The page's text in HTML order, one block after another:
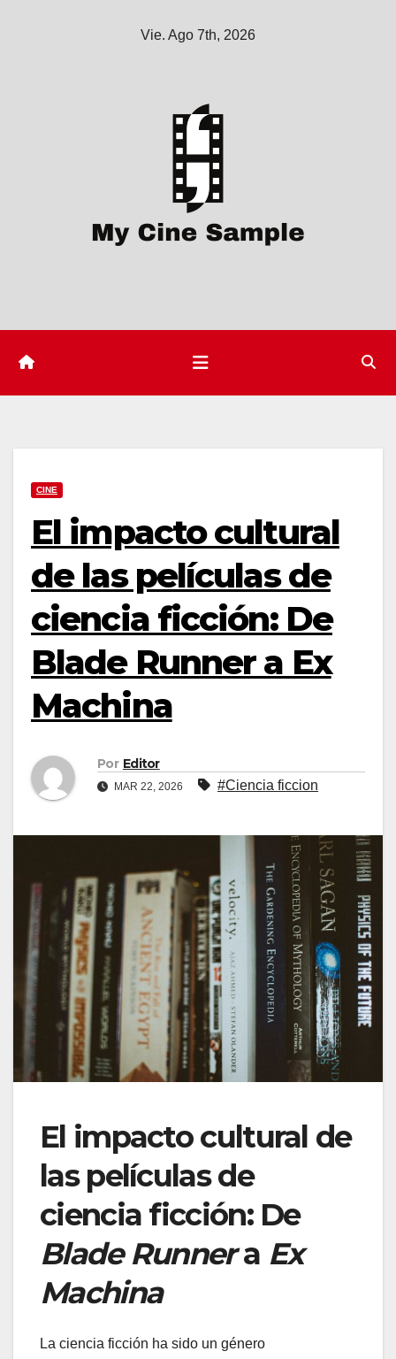
Vie. Ago 7th, 2026
CINE
El impacto cultural
de las películas de
ciencia ficción: De
Blade Runner a Ex
Machina
Por Editor
MAR 22, 2026 #Ciencia ficcion
El impacto cultural de
las películas de
ciencia ficción: De
Blade Runnera Ex
Machina
La ciencia ficción ha sido un género